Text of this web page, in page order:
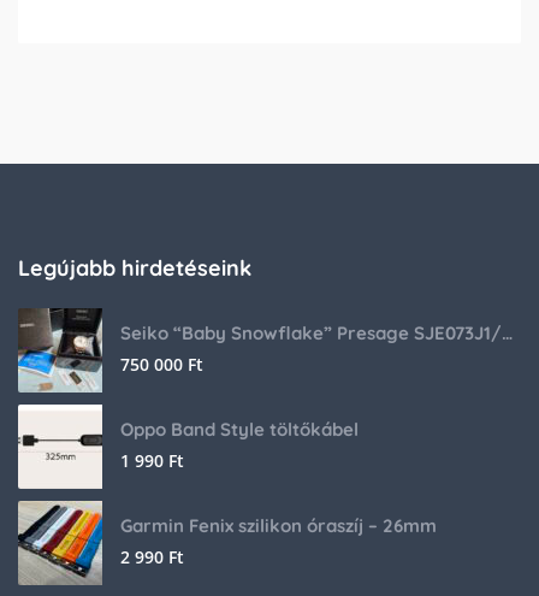
Legújabb hirdetéseink
Seiko “Baby Snowflake” Presage SJE073J1/SARA015 Limited Edition
750 000 Ft
Oppo Band Style töltőkábel
1 990 Ft
Garmin Fenix szilikon óraszíj – 26mm
2 990 Ft